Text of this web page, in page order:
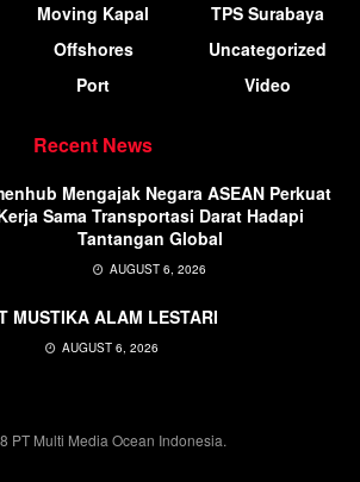
Moving Kapal
Offshores
Port
TPS Surabaya
Uncategorized
Video
Recent News
Mengajak Negara ASEAN Perkuat
Sama Transportasi Darat Hadapi
Tantangan Global
AUGUST 6, 2026
MUSTIKA ALAM LESTARI
AUGUST 6, 2026
PT Multi Media Ocean Indonesia.